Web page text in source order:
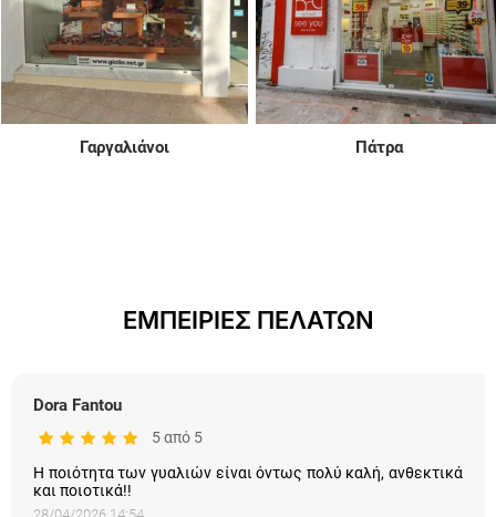
Γαργαλιάνοι Πάτρα
ΕΜΠΕΙΡΙΕΣ ΠΕΛΑΤΩΝ
Dora Fantou
5 από 5
Η ποιότητα των γυαλιών είναι όντως πολύ καλή, ανθεκτικά
και ποιοτικά!!